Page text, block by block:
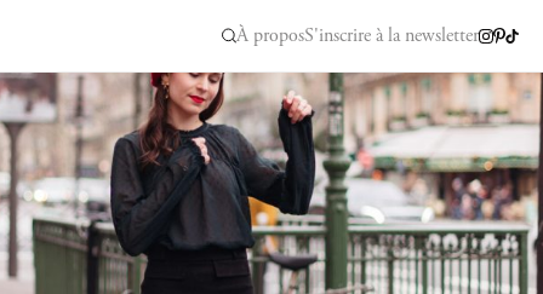
À proposS'inscrire à la newsletter